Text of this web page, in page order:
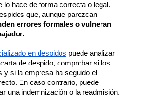
lo hace de forma correcta o legal.
que, aunque parezcan
errores formales o vulneran
en despidos puede analizar
de despido, comprobar si los
y si la empresa ha seguido el
En caso contrario, puede
una indemnización o la readmisión.